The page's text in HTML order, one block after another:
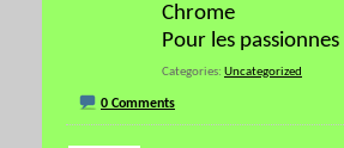
Chrome
Pour les passionnes
Categories Uncategorized
0 Comments